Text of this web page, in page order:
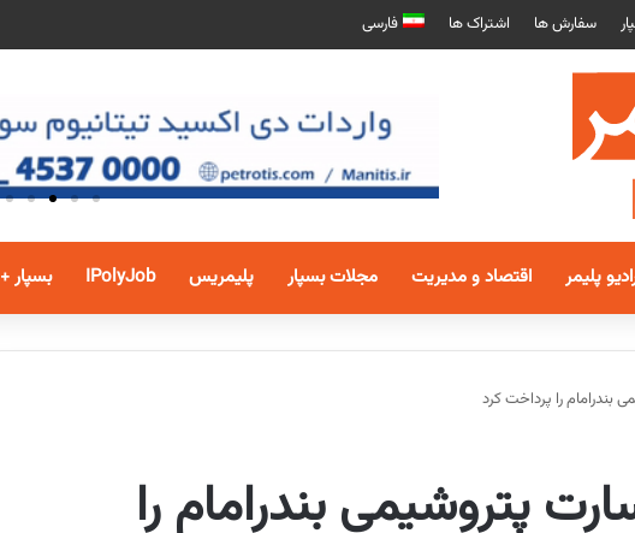
سفارش ها اشتراک ها فارسی
پلیمر اقتصاد و مدیریت مجلات بسپار پلیمریس IPolyJob بسپار +
بندرامام را پرداخت کرد
پتروشیمی بندرامام را